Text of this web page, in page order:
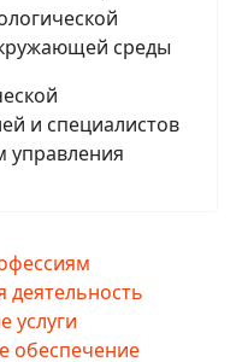
среды
и специалистов
управления
деятельность
услуги
обеспечение